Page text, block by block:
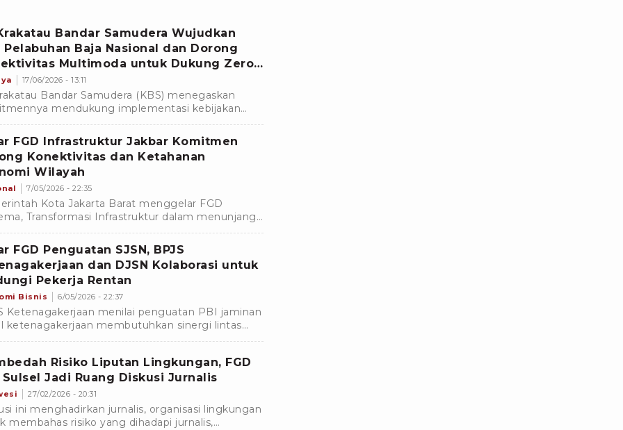
Bandar Samudera Wujudkan
Pelabuhan Baja Nasional dan Dorong
Multimoda untuk Dukung Zero
2027
17/06/2026 - 13:11
Bandar Samudera (KBS) menegaskan
mendukung implementasi kebijakan
Over Dimension Over Loading (ODOL) melalui
konektivitas logistik berbasis pelabuhan,
api, dan angkutan laut yang terintegrasi dengan
industri.
FGD Infrastruktur Jakbar Komitmen
Konektivitas dan Ketahanan
Wilayah
7/05/2026 - 22:35
Kota Jakarta Barat menggelar FGD
Transformasi Infrastruktur dalam menunjang
Perekonomian, di Kantor Wali Kota Jakarta
pada Kamis (7/5/2025).
FGD Penguatan SJSN, BPJS
dan DJSN Kolaborasi untuk
Pekerja Rentan
Bisnis 6/05/2026 - 22:37
Ketenagakerjaan menilai penguatan PBI jaminan
ketenagakerjaan membutuhkan sinergi lintas
baik dari sisi regulasi, data, maupun pembiayaan.
Risiko Liputan Lingkungan, FGD
Sulsel Jadi Ruang Diskusi Jurnalis
27/02/2026 - 20:31
ini menghadirkan jurnalis, organisasi lingkungan
membahas risiko yang dihadapi jurnalis,